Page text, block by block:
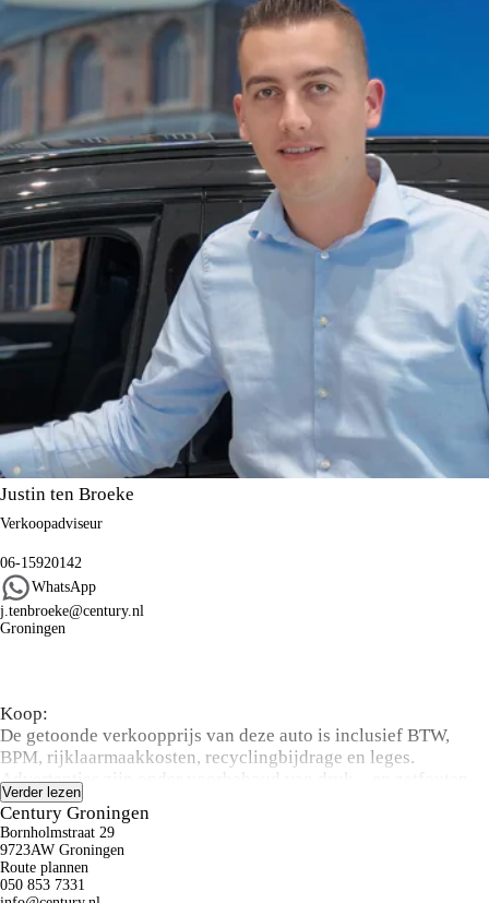
Justin ten Broeke
Verkoopadviseur
06-15920142
WhatsApp
j.tenbroeke@century.nl
Groningen
Koop:
De getoonde verkoopprijs van deze auto is inclusief BTW,
BPM, rijklaarmaakkosten, recyclingbijdrage en leges.
Advertenties zijn onder voorbehoud van druk – en zetfouten.
De vermelde actieradius kan variëren door rijstijl, snelheid,
gebruik van comfort-/nevenverbruikers, buitentemperatuur,
aantal passagiers/bagage, gekozen rijprofiel en topografische
omstandigheden.
Verder lezen
Century Groningen
Bornholmstraat 29
9723AW Groningen
Route plannen
050 853 7331